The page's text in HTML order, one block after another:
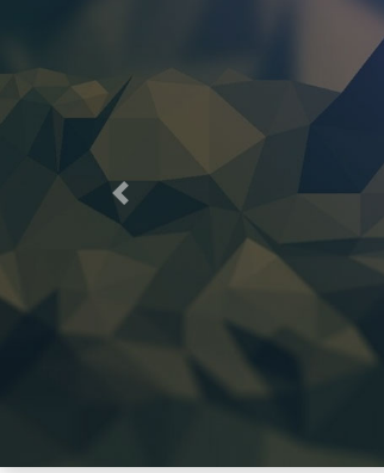
Предыдущая